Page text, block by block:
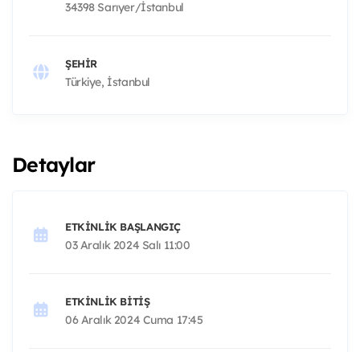
34398 Sarıyer/İstanbul
ŞEHIR
Türkiye, İstanbul
Detaylar
ETKINLIK BAŞLANGIÇ
03 Aralık 2024 Salı 11:00
ETKINLIK BITIŞ
06 Aralık 2024 Cuma 17:45